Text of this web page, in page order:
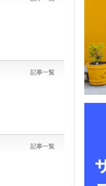
記事一覧
記事一覧